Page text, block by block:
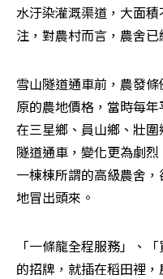
水汙染灌溉渠道，大面
注，對農村而言，農舍
雪山隧道通車前，農發
原的農地價格，當時每
在三星鄉、員山鄉、壯
隧道通車，變化更為劇
一棟棟所謂的高級農舍
地冒出頭來。
「一條龍全程服務」、
的招牌，就插在稻田裡